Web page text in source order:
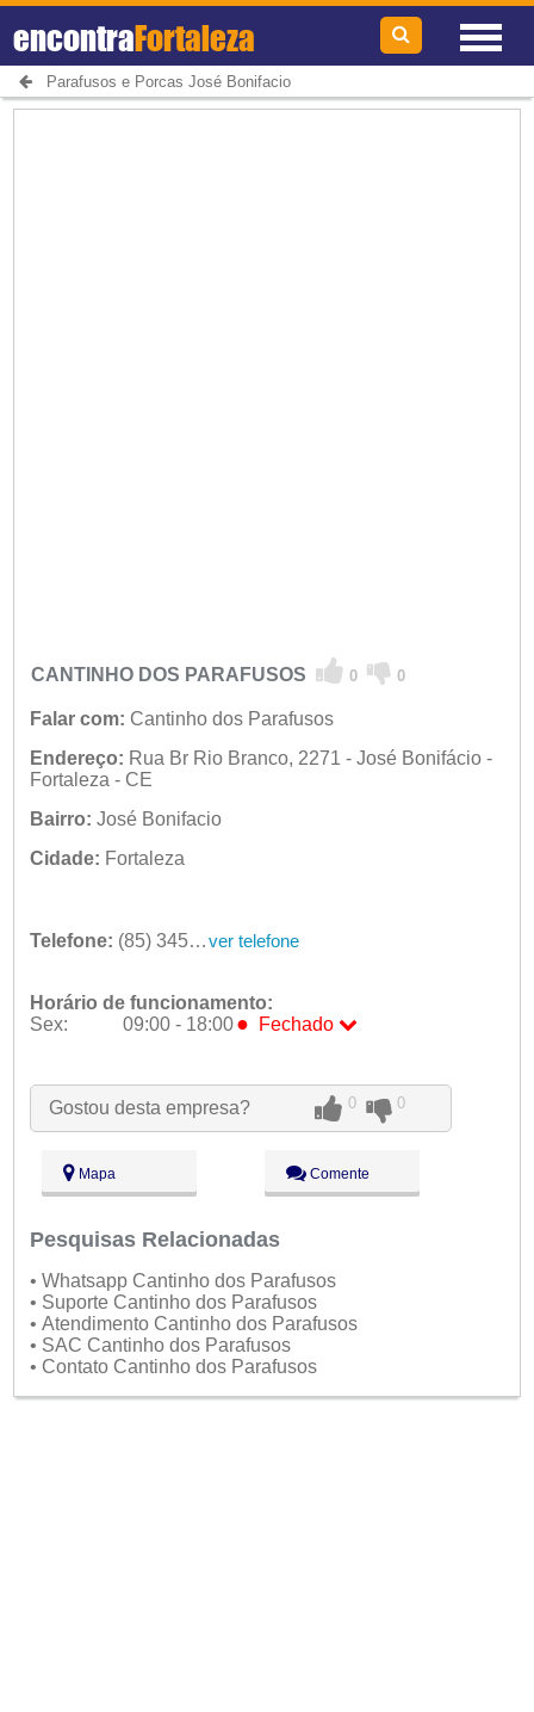
encontraFortaleza
Parafusos e Porcas José Bonifacio
CANTINHO DOS PARAFUSOS 0 0
Falar com: Cantinho dos Parafusos
Endereço: Rua Br Rio Branco, 2271 - José Bonifácio -
Fortaleza - CE
Bairro: José Bonifacio
Cidade: Fortaleza
Telefone: (85) 3454-1766 ver telefone
Horário de funcionamento:
Sex:
09:00 - 18:00 ● Fechado
Qua:
09:00 - 18:00
Qui:
09:00 - 18:00
Sáb:
Dom:
Fechado
Gostou desta empresa? 0 0
Mapa Comente
Pesquisas Relacionadas
• Whatsapp Cantinho dos Parafusos
• Suporte Cantinho dos Parafusos
• Atendimento Cantinho dos Parafusos
• SAC Cantinho dos Parafusos
• Contato Cantinho dos Parafusos